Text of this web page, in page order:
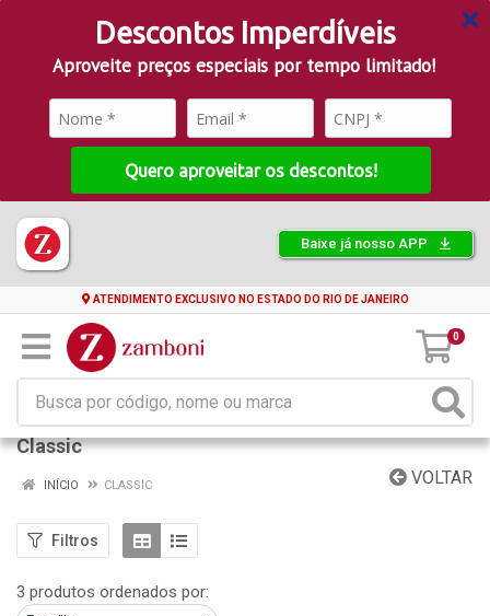
Descontos Imperdíveis
Aproveite preços especiais por tempo limitado!
Quero aproveitar os descontos!
Baixe já nosso APP
ATENDIMENTO EXCLUSIVO NO ESTADO DO RIO DE JANEIRO
0
Classic
VOLTAR
INÍCIO CLASSIC
Filtros
3 produtos ordenados por: